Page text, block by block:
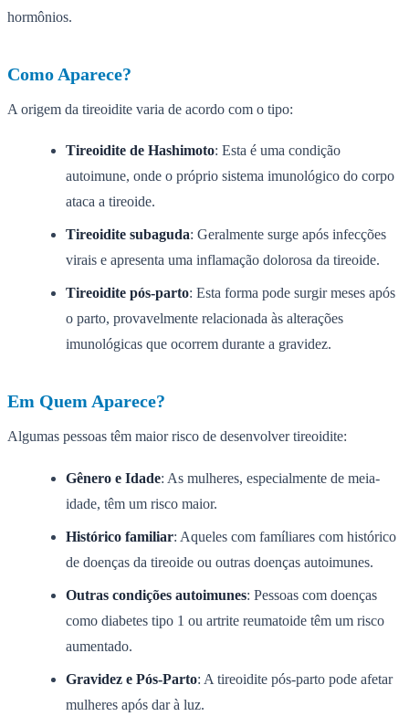
hormônios.
Como Aparece?
A origem da tireoidite varia de acordo com o tipo:
Tireoidite de Hashimoto: Esta é uma condição
autoimune, onde o próprio sistema imunológico do corpo
ataca a tireoide.
Tireoidite subaguda: Geralmente surge após infecções
virais e apresenta uma inflamação dolorosa da tireoide.
Tireoidite pós-parto: Esta forma pode surgir meses após
o parto, provavelmente relacionada às alterações
imunológicas que ocorrem durante a gravidez.
Em Quem Aparece?
Algumas pessoas têm maior risco de desenvolver tireoidite:
Gênero e Idade: As mulheres, especialmente de meia-
idade, têm um risco maior.
Histórico familiar: Aqueles com famíliares com histórico
de doenças da tireoide ou outras doenças autoimunes.
Outras condições autoimunes: Pessoas com doenças
como diabetes tipo 1 ou artrite reumatoide têm um risco
aumentado.
Gravidez e Pós-Parto: A tireoidite pós-parto pode afetar
mulheres após dar à luz.